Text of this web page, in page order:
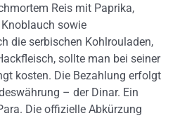
Reis mit Paprika,
sowie
die serbischen Kohlrouladen,
sollte man bei seiner
kosten. Die Bezahlung erfolgt
– der Dinar. Ein
Die offizielle Abkürzung